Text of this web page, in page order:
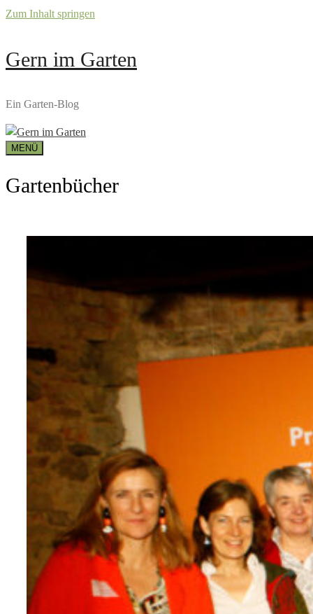
Zum Inhalt springen
Gern im Garten
Ein Garten-Blog
MENÜ
Gartenbücher